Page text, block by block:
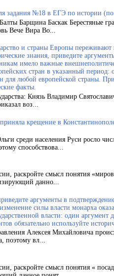
задания №18 в ЕГЭ по истории
Барщина Баскак Берестяные
Вече Вира Во...
и страны Европы переживают
знания, приведите
имело важные
стран в указанный период:
для любой европейской страны.
факты.
Князь Владимир
воз...
крещение в
среди населения Руси росло
способствова...
раскройте смысл понятия
данно...
аргументы в
силы власти монарха
власти: один аргумент
обязательно используйте
Алексея Михайловича
поэтому вл...
раскройте смысл понятия «